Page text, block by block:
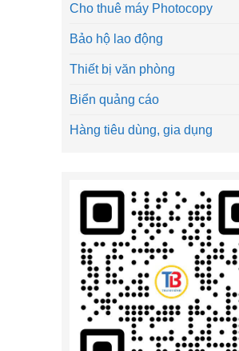
Cho thuê máy Photocopy
Bảo hộ lao động
Thiết bị văn phòng
Biển quảng cáo
Hàng tiêu dùng, gia dụng